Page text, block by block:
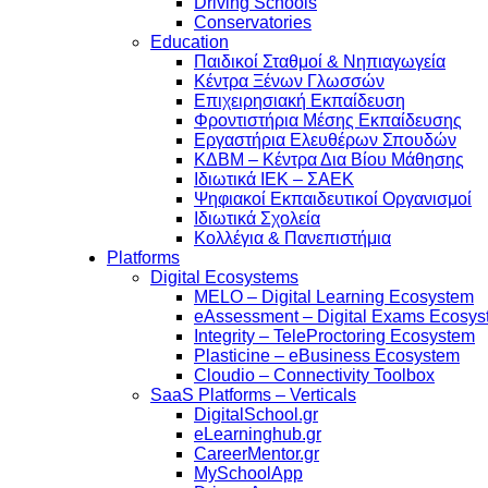
Conservatories
Education
Παιδικοί Σταθμοί & Νηπιαγωγεία
Κέντρα Ξένων Γλωσσών
Επιχειρησιακή Εκπαίδευση
Φροντιστήρια Μέσης Εκπαίδευσης
Εργαστήρια Ελευθέρων Σπουδών
ΚΔΒΜ – Κέντρα Δια Βίου Μάθησης
Ιδιωτικά ΙΕΚ – ΣΑΕΚ
Ψηφιακοί Εκπαιδευτικοί Οργανισμοί
Ιδιωτικά Σχολεία
Κολλέγια & Πανεπιστήμια
Platforms
Digital Ecosystems
MELO – Digital Learning Ecosystem
eAssessment – Digital Exams
Integrity – TeleProctoring Ecosystem
Plasticine – eBusiness Ecosystem
Cloudio – Connectivity Toolbox
SaaS Platforms – Verticals
DigitalSchool.gr
eLearninghub.gr
CareerMentor.gr
MySchoolApp